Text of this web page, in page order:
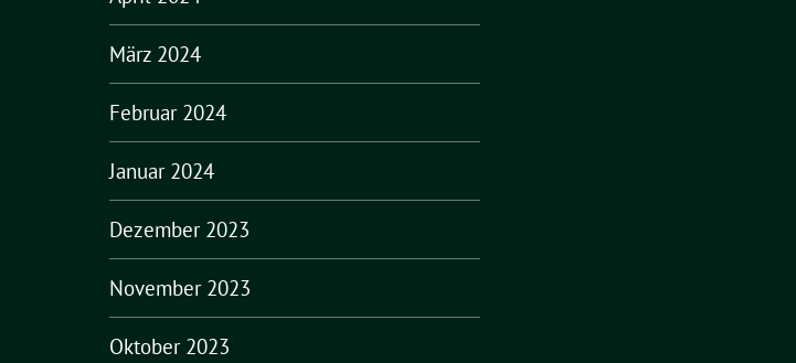
März 2024
Februar 2024
Januar 2024
Dezember 2023
November 2023
Oktober 2023